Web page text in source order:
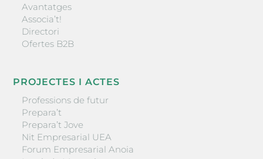
Avantatges
Associa’t!
Directori
Ofertes B2B
PROJECTES I ACTES
Professions de futur
Prepara’t
Prepara’t Jove
Nit Empresarial UEA
Forum Empresarial Anoia